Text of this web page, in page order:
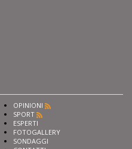
OPINIONI
SPORT
ESPERTI
FOTOGALLERY
SONDAGGI